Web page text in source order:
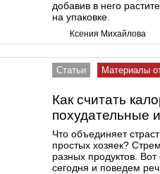
добавив в него
на упаковке.
Ксения Михайлова
Статьи Материалы
Как считать
похудательные
Что объединяет
простых хозяек?
разных продуктов.
сегодня и поведем